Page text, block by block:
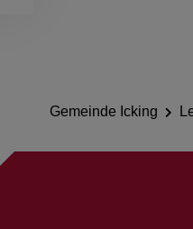
Gemeinde Icking